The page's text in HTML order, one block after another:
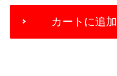
ADD
CART
カートに追加